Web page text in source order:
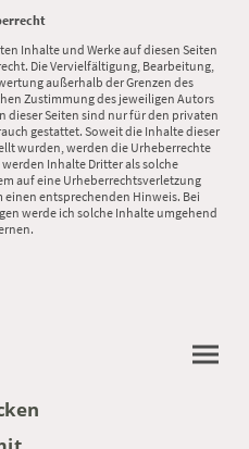
Inhalte und Werke auf diesen Seiten
Die Vervielfältigung, Bearbeitung,
außerhalb der Grenzen des
Zustimmung des jeweiligen Autors
dieser Seiten sind nur für den privaten
gestattet. Soweit die Inhalte dieser
wurden, werden die Urheberrechte
Inhalte Dritter als solche
auf eine Urheberrechtsverletzung
entsprechenden Hinweis. Bei
werde ich solche Inhalte umgehend